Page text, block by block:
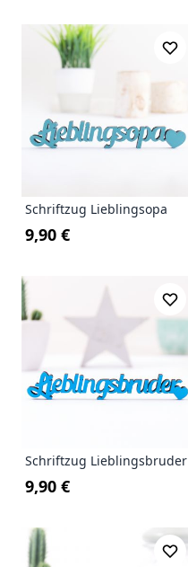
Schriftzug Lieblingsopa
9,90 €
Schriftzug Lieblingsbruder
9,90 €